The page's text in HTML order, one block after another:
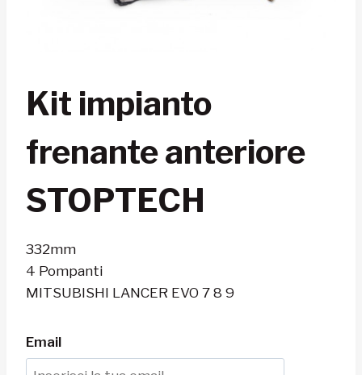
Kit impianto
frenante anteriore
STOPTECH
332mm
4 Pompanti
MITSUBISHI LANCER EVO 7 8 9
Email